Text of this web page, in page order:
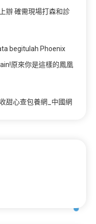
辦 確需現場打森和診
begitulah Phoenix
原來你是這樣的鳳凰
甜心查包養網_中國網